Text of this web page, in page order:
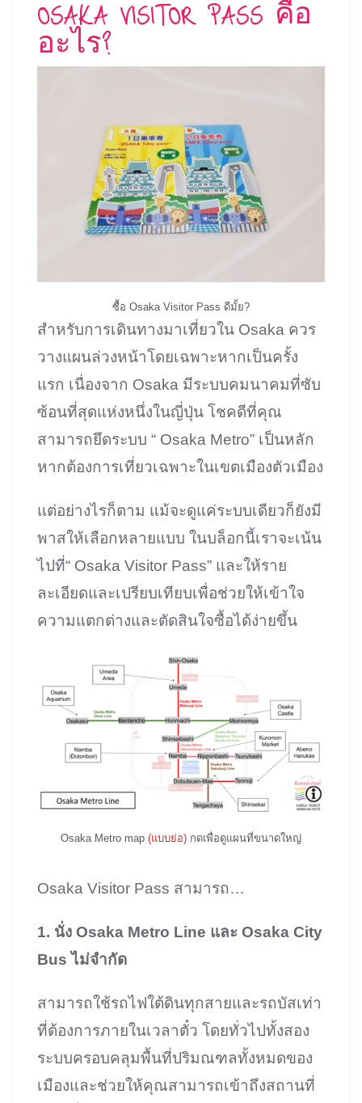
OSAKA VISITOR PASS คือ
อะไร?
ซื้อ Osaka Visitor Pass ดีมั้ย?
สำหรับการเดินทางมาเที่ยวใน Osaka ควร
วางแผนล่วงหน้าโดยเฉพาะหากเป็นครั้ง
แรก เนื่องจาก Osaka มีระบบคมนาคมที่ซับ
ซ้อนที่สุดแห่งหนึ่งในญี่ปุ่น โชคดีที่คุณ
สามารถยึดระบบ “ Osaka Metro” เป็นหลัก
หากต้องการเที่ยวเฉพาะในเขตเมืองตัวเมือง
แต่อย่างไรก็ตาม แม้จะดูแค่ระบบเดียวก็ยังมี
พาสให้เลือกหลายแบบ ในบล็อกนี้เราจะเน้น
ไปที่“ Osaka Visitor Pass” และให้ราย
ละเอียดและเปรียบเทียบเพื่อช่วยให้เข้าใจ
ความแตกต่างและตัดสินใจซื้อได้ง่ายขึ้น
Osaka Metro map (แบบย่อ) กดเพื่อดูแผนที่ขนาดใหญ่
Osaka Visitor Pass สามารถ…
1. นั่ง Osaka Metro Line และ Osaka City
Bus ไม่จำกัด
สามารถใช้รถไฟใต้ดินทุกสายและรถบัสเท่า
ที่ต้องการภายในเวลาตั๋ว โดยทั่วไปทั้งสอง
ระบบครอบคลุมพื้นที่ปริมณฑลทั้งหมดของ
เมืองและช่วยให้คุณสามารถเข้าถึงสถานที่